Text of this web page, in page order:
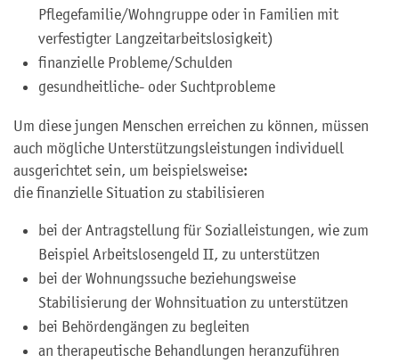
Pflegefamilie/Wohngruppe oder in Familien mit
verfestigter Langzeitarbeitslosigkeit)
finanzielle Probleme/Schulden
gesundheitliche- oder Suchtprobleme
Um diese jungen Menschen erreichen zu können, müssen
auch mögliche Unterstützungsleistungen individuell
ausgerichtet sein, um beispielsweise:
die finanzielle Situation zu stabilisieren
bei der Antragstellung für Sozialleistungen, wie zum
Beispiel Arbeitslosengeld II, zu unterstützen
bei der Wohnungssuche beziehungsweise
Stabilisierung der Wohnsituation zu unterstützen
bei Behördengängen zu begleiten
an therapeutische Behandlungen heranzuführen